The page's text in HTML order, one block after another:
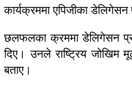
कार्यक्रममा एपिजीका
छलफलका क्रममा डेलिगेसन प्रमुख
दिए। उनले राष्ट्रिय जोखिम
बताए।